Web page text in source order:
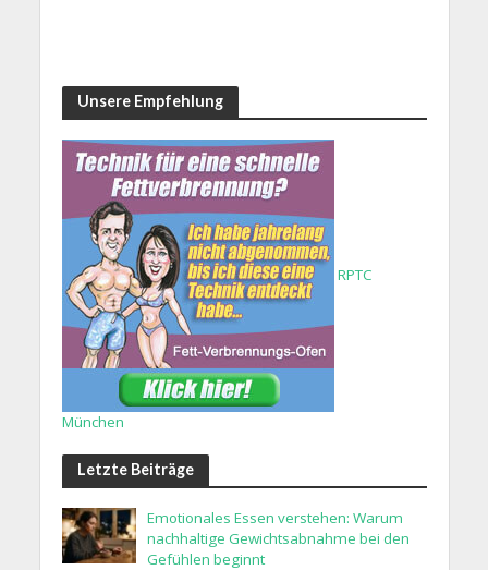
Unsere Empfehlung
RPTC
München
Letzte Beiträge
Emotionales Essen verstehen: Warum
nachhaltige Gewichtsabnahme bei den
Gefühlen beginnt